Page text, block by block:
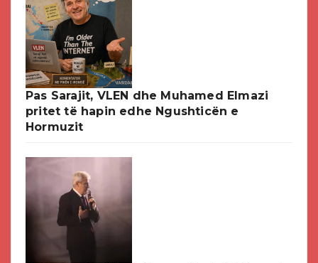
Pas Sarajit, VLEN dhe Muhamed Elmazi
pritet të hapin edhe Ngushticën e
Hormuzit